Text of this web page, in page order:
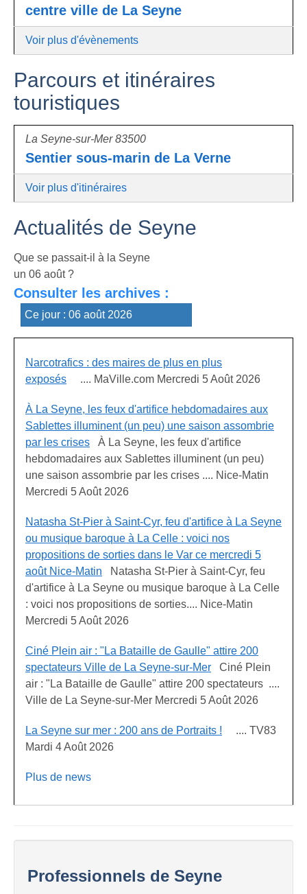
centre ville de La Seyne
Voir plus d'évènements
Parcours et itinéraires
touristiques
La Seyne-sur-Mer 83500
Sentier sous-marin de La Verne
Voir plus d'itinéraires
Actualités de Seyne
Que se passait-il à la Seyne
un 06 août ?
Consulter les archives :
Narcotrafics : des maires de plus en plus
exposés .... MaVille.com Mercredi 5 Août 2026
À La Seyne, les feux d'artifice hebdomadaires aux
Sablettes illuminent (un peu) une saison assombrie
par les crises À La Seyne, les feux d'artifice
hebdomadaires aux Sablettes illuminent (un peu)
une saison assombrie par les crises .... Nice-Matin
Mercredi 5 Août 2026
Natasha St-Pier à Saint-Cyr, feu d'artifice à La Seyne
ou musique baroque à La Celle : voici nos
propositions de sorties dans le Var ce mercredi 5
août Nice-Matin Natasha St-Pier à Saint-Cyr, feu
d'artifice à La Seyne ou musique baroque à La Celle
: voici nos propositions de sorties.... Nice-Matin
Mercredi 5 Août 2026
Ciné Plein air : "La Bataille de Gaulle" attire 200
spectateurs Ville de La Seyne-sur-Mer Ciné Plein
air : "La Bataille de Gaulle" attire 200 spectateurs ....
Ville de La Seyne-sur-Mer Mercredi 5 Août 2026
La Seyne sur mer : 200 ans de Portraits ! .... TV83
Mardi 4 Août 2026
Plus de news
Professionnels de Seyne